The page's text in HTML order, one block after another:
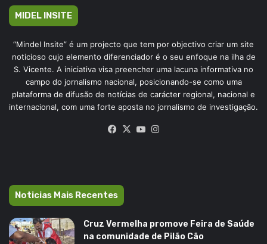
MIDEL INSITE
“Mindel Insite” é um projecto que tem por objectivo criar um site
noticioso cujo elemento diferenciador é o seu enfoque na ilha de
S. Vicente. A iniciativa visa preencher uma lacuna informativa no
campo do jornalismo nacional, posicionando-se como uma
plataforma de difusão de notícias de carácter regional, nacional e
internacional, com uma forte aposta no jornalismo de investigação.
Facebook
X YouTube
Noticias Mais Recentes
Cruz Vermelha promove Feira de Saúde
na comunidade de Pilão Cão